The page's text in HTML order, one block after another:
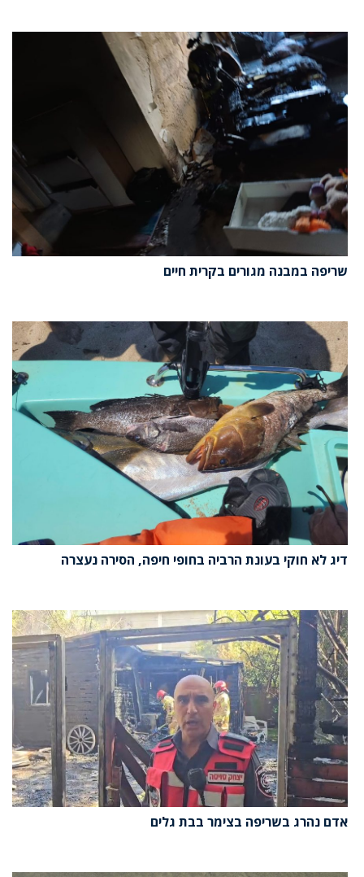
שריפה במבנה מגורים בקרית חיים
דיג לא חוקי בעונת הרביה בחופי חיפה, הסירה נעצרה
אדם נהרג בשריפה בצימר בבת גלים